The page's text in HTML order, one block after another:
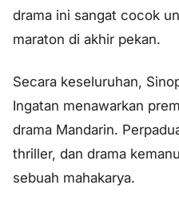
drama ini sangat cocok
maraton di akhir pekan.
Secara keseluruhan,
Ingatan menawarkan
drama Mandarin.
thriller, dan drama
sebuah mahakarya.